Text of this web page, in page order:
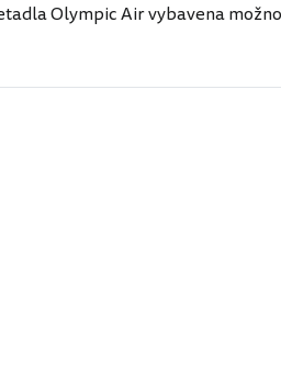
Olympic Air vybavena